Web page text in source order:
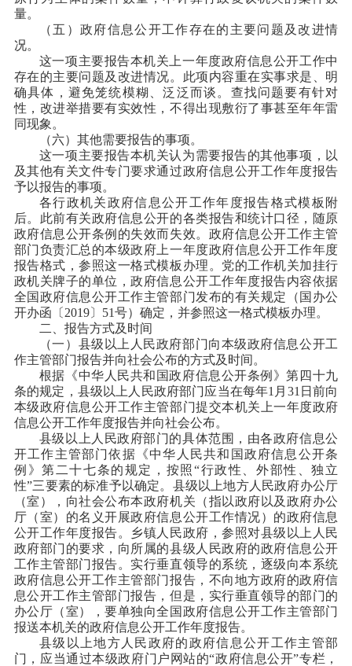
量。
（五）政府信息公开工作存在的主要问题及改进情
况。
这一项主要报告本机关上一年度政府信息公开工作中
存在的主要问题及改进情况。此项内容重在实事求是、明
确具体，避免笼统模糊、泛泛而谈。查找问题要有针对
性，改进举措要有实效性，不得出现敷衍了事甚至年年雷
同现象。
（六）其他需要报告的事项。
这一项主要报告本机关认为需要报告的其他事项，以
及其他有关文件专门要求通过政府信息公开工作年度报告
予以报告的事项。
各行政机关政府信息公开工作年度报告格式模板附
后。此前有关政府信息公开的各类报告和统计口径，随原
政府信息公开条例的失效而失效。政府信息公开工作主管
部门负责汇总的本级政府上一年度政府信息公开工作年度
报告格式，参照这一格式模板办理。党的工作机关加挂行
政机关牌子的单位，政府信息公开工作年度报告内容依据
全国政府信息公开工作主管部门发布的有关规定（国办公
开办函〔2019〕51号）确定，并参照这一格式模板办理。
二、报告方式及时间
（一）县级以上人民政府部门向本级政府信息公开工
作主管部门报告并向社会公布的方式及时间。
根据《中华人民共和国政府信息公开条例》第四十九
条的规定，县级以上人民政府部门应当在每年1月31日前向
本级政府信息公开工作主管部门提交本机关上一年度政府
信息公开工作年度报告并向社会公布。
县级以上人民政府部门的具体范围，由各政府信息公
开工作主管部门依据《中华人民共和国政府信息公开条
例》第二十七条的规定，按照“行政性、外部性、独立
性”三要素的标准予以确定。县级以上地方人民政府办公厅
（室），向社会公布本政府机关（指以政府以及政府办公
厅（室）的名义开展政府信息公开工作情况）的政府信息
公开工作年度报告。乡镇人民政府，参照对县级以上人民
政府部门的要求，向所属的县级人民政府的政府信息公开
工作主管部门报告。实行垂直领导的系统，逐级向本系统
政府信息公开工作主管部门报告，不向地方政府的政府信
息公开工作主管部门报告，但是，实行垂直领导的部门的
办公厅（室），要单独向全国政府信息公开工作主管部门
报送本机关的政府信息公开工作年度报告。
县级以上地方人民政府的政府信息公开工作主管部
门，应当通过本级政府门户网站的“政府信息公开”专栏，